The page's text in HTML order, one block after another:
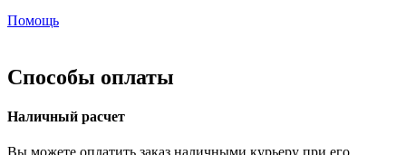
Помощь
Способы оплаты
Наличный расчет